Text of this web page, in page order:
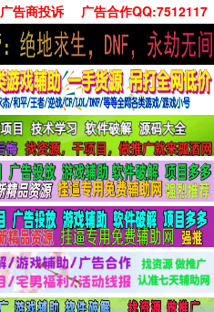
广告商投诉 广告合作QQ:7512117